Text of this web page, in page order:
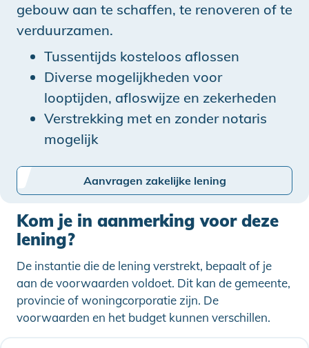
gebouw aan te schaffen, te renoveren of te
verduurzamen.
Tussentijds kosteloos aflossen
Diverse mogelijkheden voor
looptijden, afloswijze en zekerheden
Verstrekking met en zonder notaris
mogelijk
Aanvragen zakelijke lening
Kom je in aanmerking voor deze
lening?
De instantie die de lening verstrekt, bepaalt of je
aan de voorwaarden voldoet. Dit kan de gemeente,
provincie of woningcorporatie zijn. De
voorwaarden en het budget kunnen verschillen.